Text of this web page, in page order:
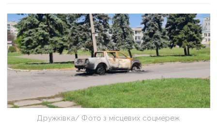
Дружківка/ Фото з місцевих соцмереж